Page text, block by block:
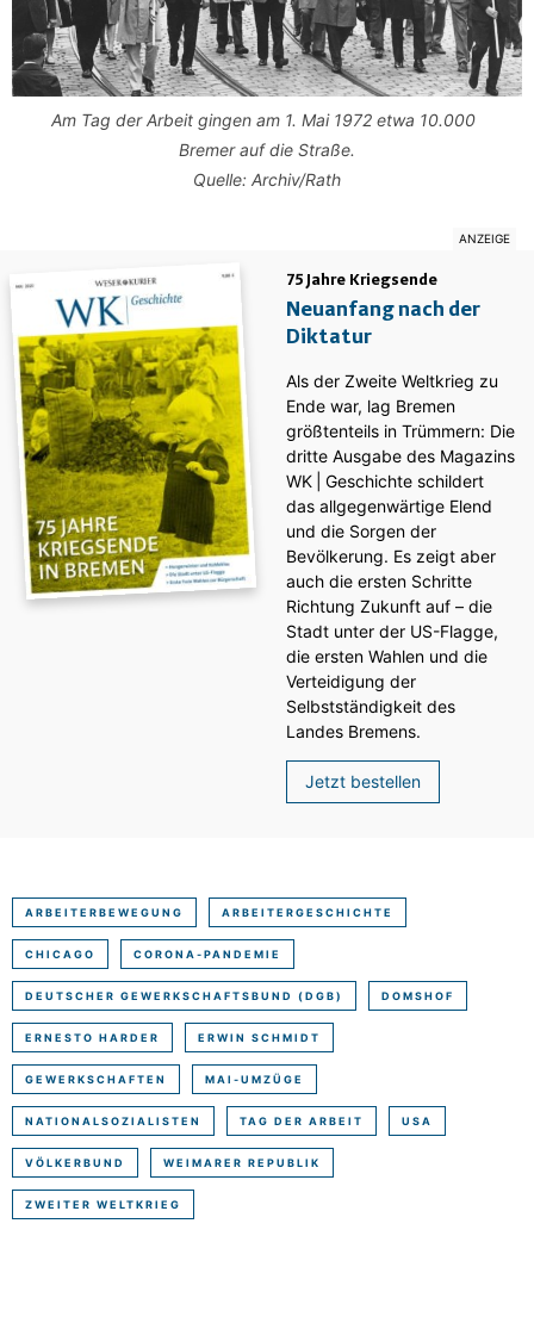
Am Tag der Arbeit gingen am 1. Mai 1972 etwa 10.000
Bremer auf die Straße.
Quelle: Archiv/Rath
75 Jahre Kriegsende
Neuanfang nach der
Diktatur
Als der Zweite Weltkrieg zu
Ende war, lag Bremen
größtenteils in Trümmern: Die
dritte Ausgabe des ­Magazins
WK | Geschichte schildert
das allgegenwärtige Elend
und die Sorgen der
Bevölkerung. Es zeigt aber
auch die ersten Schritte
Richtung Zukunft auf – die
Stadt unter der US-Flagge,
die ersten Wahlen und die
Verteidigung der
Selbstständigkeit des
Landes Bremens.
Jetzt bestellen
ARBEITERBEWEGUNG ARBEITERGESCHICHTE
CHICAGO CORONA-PANDEMIE
DEUTSCHER GEWERKSCHAFTSBUND (DGB) DOMSHOF
ERNESTO HARDER ERWIN SCHMIDT
GEWERKSCHAFTEN MAI-UMZÜGE
NATIONALSOZIALISTEN TAG DER ARBEIT USA
VÖLKERBUND WEIMARER REPUBLIK
ZWEITER WELTKRIEG